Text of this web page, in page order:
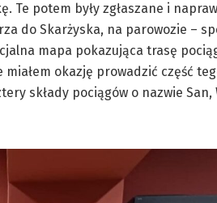
Te potem były zgłaszane i
do Skarżyska, na parowozie –
mapa pokazująca trasę
miałem okazję prowadzić część
składy pociągów o nazwie